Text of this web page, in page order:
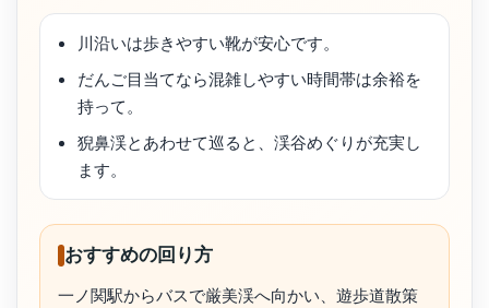
川沿いは歩きやすい靴が安心です。
だんご目当てなら混雑しやすい時間帯は余裕を
持って。
猊鼻渓とあわせて巡ると、渓谷めぐりが充実し
ます。
おすすめの回り方
一ノ関駅からバスで厳美渓へ向かい、遊歩道散策